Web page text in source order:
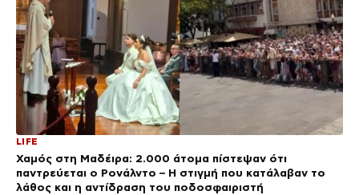
LIFE
Χαμός στη Μαδέιρα: 2.000 άτομα πίστεψαν ότι
παντρεύεται ο Ρονάλντο – Η στιγμή που κατάλαβαν το
λάθος και η αντίδραση του ποδοσφαιριστή